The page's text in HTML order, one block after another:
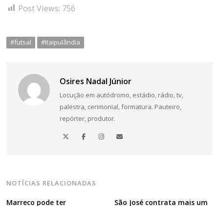
Post Views: 756
#futsal #Itaipulândia
Osires Nadal Júnior
Locução em autódromo, estádio, rádio, tv,
palestra, cerimonial, formatura. Pauteiro,
repórter, produtor.
NOTÍCIAS RELACIONADAS
Marreco pode ter São José contrata mais um